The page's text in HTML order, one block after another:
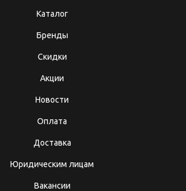
Каталог
Бренды
Скидки
Акции
Новости
Оплата
Доставка
Юридическим лицам
Вакансии